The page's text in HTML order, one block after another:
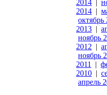
2014
2014 |
октябрь
2013 |
ноябрь
2012 |
ноябрь
2011
|
2010 |
апрель